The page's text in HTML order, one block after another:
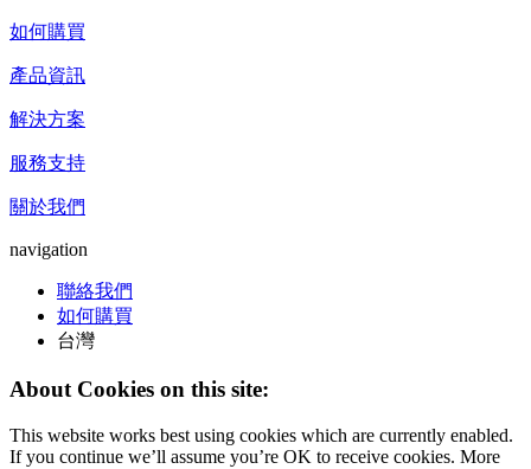
如何購買
產品資訊
解決方案
服務支持
關於我們
navigation
聯絡我們
如何購買
台灣
About Cookies on this site:
This website works best using cookies which are currently enabled.
If you continue we’ll assume you’re OK to receive cookies. More